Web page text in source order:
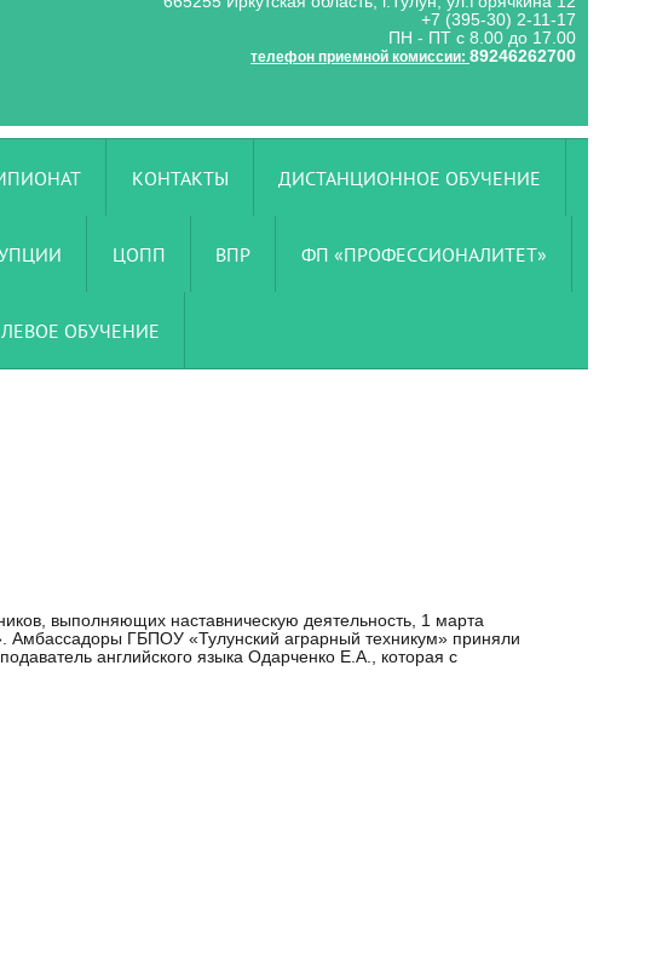
+7 (395-30) 2-11-17
ПН - ПТ с 8.00 до 17.00
телефон приемной комиссии: 89246262700
КОНТАКТЫ ДИСТАНЦИОННОЕ ОБУЧЕНИЕ
ЦОПП ВПР ФП «ПРОФЕССИОНАЛИТЕТ»
ОБУЧЕНИЕ
выполняющих наставническую деятельность, 1 марта
Амбассадоры ГБПОУ «Тулунский аграрный техникум» приняли
английского языка Одарченко Е.А., которая с